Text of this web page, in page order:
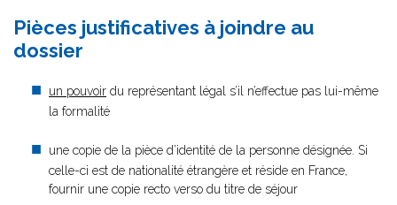
Pièces justificatives à joindre au
dossier
un pouvoir du représentant légal s’il n’effectue pas lui-même
la formalité
une copie de la pièce d’identité de la personne désignée. Si
celle-ci est de nationalité étrangère et réside en France,
fournir une copie recto verso du titre de séjour